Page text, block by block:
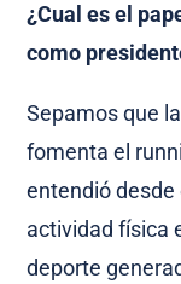
¿Cual es el
como
Sepamos que
fomenta el
entendió desde
actividad física
deporte